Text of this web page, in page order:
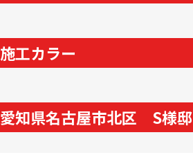
施工カラー
愛知県名古屋市北区 S様邸